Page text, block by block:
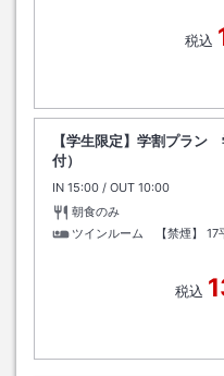
税込
【学生限定】学割プラン
付）
IN チェックイン
15:00 / OUT チェックアウト
10:00
朝食のみ
ツインルーム 【禁煙】
17
税込